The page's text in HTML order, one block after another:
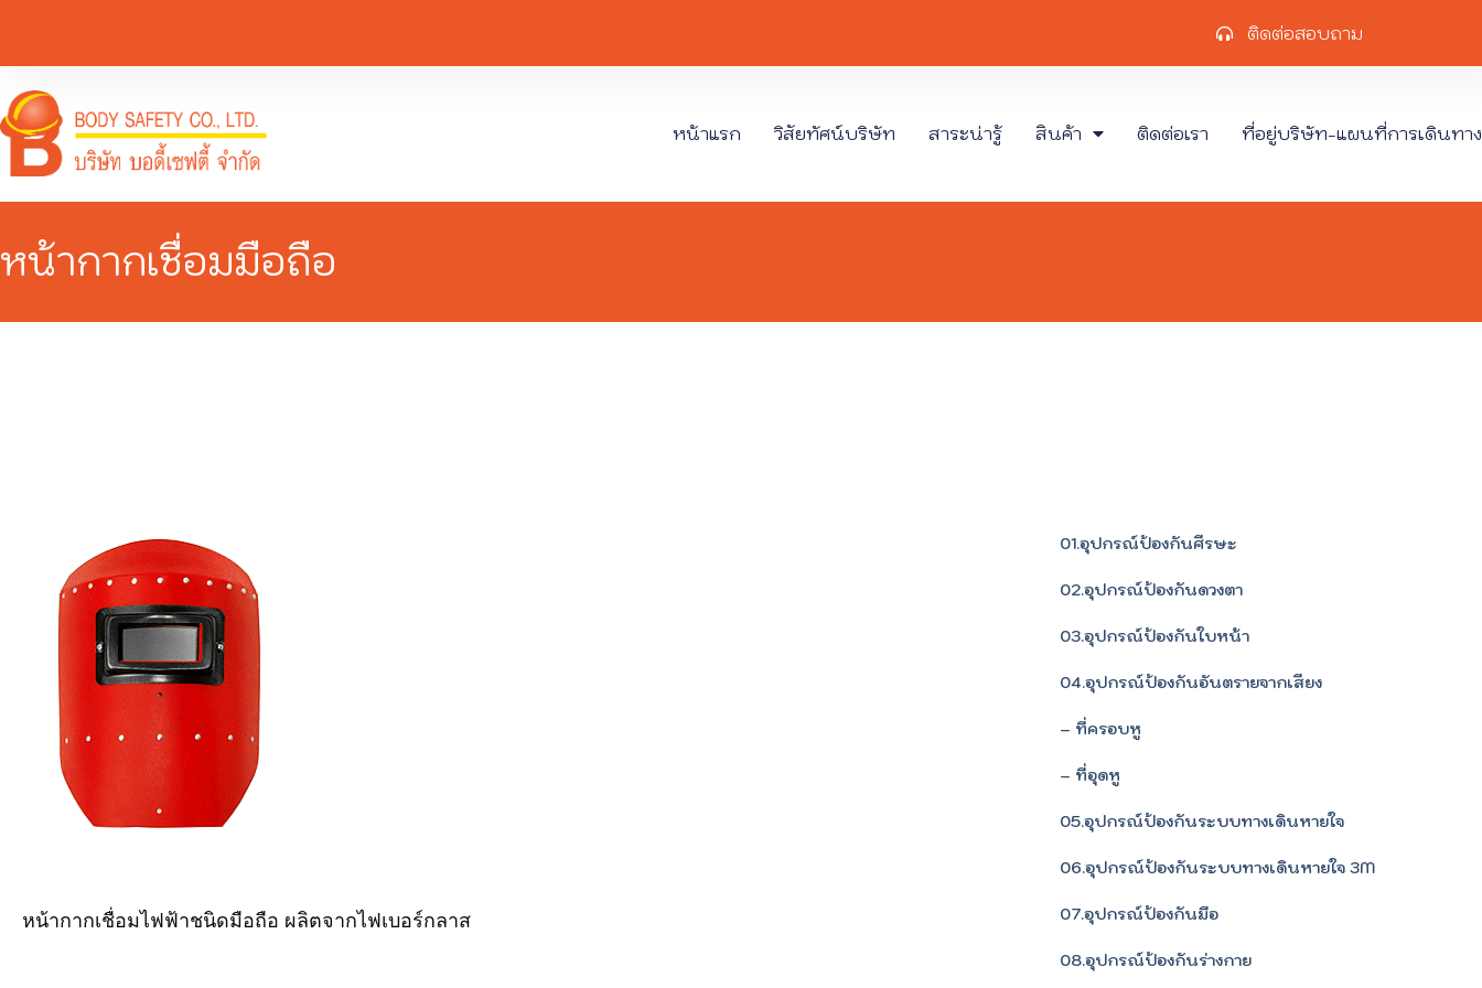
ติดต่อสอบถาม
หน้าแรก วิสัยทัศน์บริษัท สาระน่ารู้ สินค้า ติดต่อเรา ที่อยู่บริษัท-แผนที่การเดินทาง
หน้ากากเชื่อมมือถือ
หน้ากากเชื่อมไฟฟ้าชนิดมือถือ ผลิตจากไฟเบอร์กลาส
01.อุปกรณ์ป้องกันศีรษะ
02.อุปกรณ์ป้องกันดวงตา
03.อุปกรณ์ป้องกันใบหน้า
04.อุปกรณ์ป้องกันอันตรายจากเสียง
– ที่ครอบหู
– ที่อุดหู
05.อุปกรณ์ป้องกันระบบทางเดินหายใจ
06.อุปกรณ์ป้องกันระบบทางเดินหายใจ 3M
07.อุปกรณ์ป้องกันมือ
08.อุปกรณ์ป้องกันร่างกาย